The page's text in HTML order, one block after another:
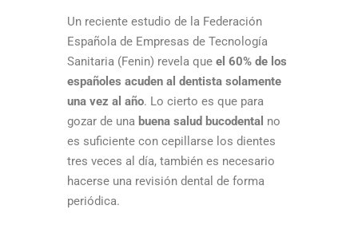
Un reciente estudio de la Federación
Española de Empresas de Tecnología
Sanitaria (Fenin) revela que el 60% de los
españoles acuden al dentista solamente
una vez al año. Lo cierto es que para
gozar de una buena salud bucodental no
es suficiente con cepillarse los dientes
tres veces al día, también es necesario
hacerse una revisión dental de forma
periódica.